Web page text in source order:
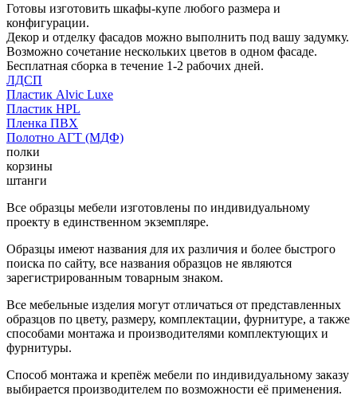
Готовы изготовить шкафы-купе любого размера и
конфигурации.
Декор и отделку фасадов можно выполнить под вашу задумку.
Возможно сочетание нескольких цветов в одном фасаде.
Бесплатная сборка в течение 1-2 рабочих дней.
ЛДСП
Пластик Alvic Luxe
Пластик HPL
Пленка ПВХ
Полотно АГТ (МДФ)
полки
корзины
штанги
Все образцы мебели изготовлены по индивидуальному
проекту в единственном экземпляре.
Образцы имеют названия для их различия и более быстрого
поиска по сайту, все названия образцов не являются
зарегистрированным товарным знаком.
Все мебельные изделия могут отличаться от представленных
образцов по цвету, размеру, комплектации, фурнитуре, а также
способами монтажа и производителями комплектующих и
фурнитуры.
Способ монтажа и крепёж мебели по индивидуальному заказу
выбирается производителем по возможности её применения.